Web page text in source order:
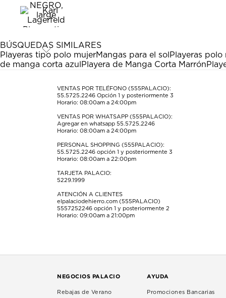
el
artículo
con
estrella
Esta
acción
abrirá
formulario
el
artículo
con
estrellas.
Esta
acción
abrirá
formulario
de
estrellas.
Esta
acción
abrirá
formulario
de
estrellas.
Esta
acción
abrirá
formulario
de
acción
abrirá
formulario
de
envío.
BÚSQUEDAS SIMILARES
Playeras tipo polo mujerMangas para el sol Playeras polo
de manga corta azul Playera de Manga Corta Marrón
VENTAS POR TELÉFONO (555PALACIO):
55.5725.2246 Opción 1 y posteriormente 3
Horario: 08:00am a 24:00pm
VENTAS POR WHATSAPP (555PALACIO):
Agregar en whatsapp 55.5725.2246
Horario: 08:00am a 24:00pm
PERSONAL SHOPPING (555PALACIO):
55.5725.2246 opción 1 y posteriormente 3
Horario: 08:00am a 22:00pm
TARJETA PALACIO:
5229.1999
ATENCIÓN A CLIENTES
elpalaciodehierro.com (555PALACIO)
5557252246 opción 1 y posteriormente 2
Horario: 09:00am a 21:00pm
NEGOCIOS PALACIO
Rebajas de Verano
AYUDA
Promociones Bancarias